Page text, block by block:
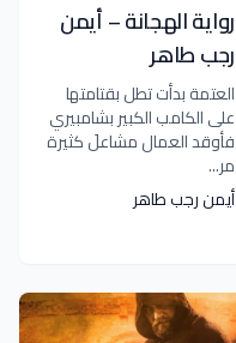
رواية الهجانة – أيمن
رجب طاهر
العتمة بدأت تطل بقتامتها
على الكامب الكبير بشامبيري
فأوقد العمال مشاعلَ كثيرة
مر...
أيمن رجب طاهر